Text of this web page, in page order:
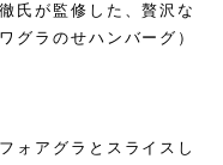
氏が監修した、贅沢な
グラのせハンバーグ）
ォアグラとスライスし